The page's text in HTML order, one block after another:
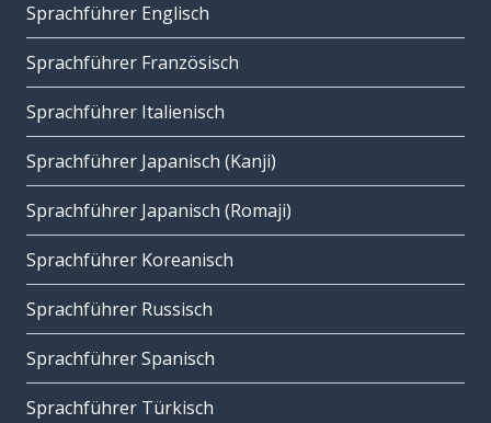
Sprachführer Englisch
Sprachführer Französisch
Sprachführer Italienisch
Sprachführer Japanisch (Kanji)
Sprachführer Japanisch (Romaji)
Sprachführer Koreanisch
Sprachführer Russisch
Sprachführer Spanisch
Sprachführer Türkisch